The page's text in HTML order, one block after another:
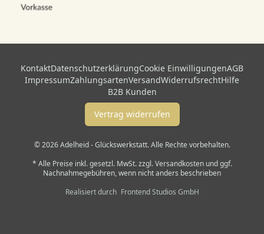
KontaktDatenschutzerklärungCookie EinwilligungenAGB
ImpressumZahlungsartenVersandWiderrufsrechtHilfe
B2B Kunden
Vertrag widerrufen
© 2026 Adelheid - Glückswerkstatt. Alle Rechte vorbehalten.
* Alle Preise inkl. gesetzl. MwSt. zzgl. Versandkosten und ggf.
Nachnahmegebühren, wenn nicht anders beschrieben
Realisiert durch Frontend Studios GmbH